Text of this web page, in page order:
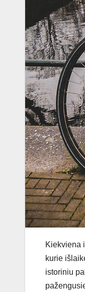
Kiekviena
kurie
istoriniu